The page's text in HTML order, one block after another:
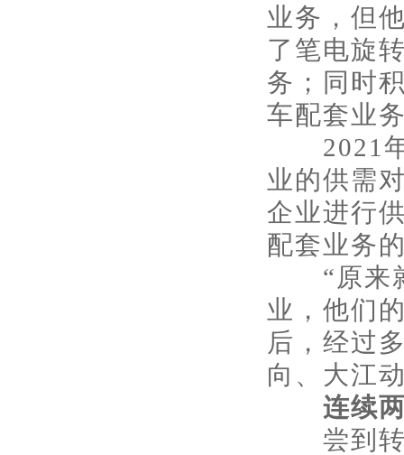
业务，但
了笔电旋
务；同时
车配套业
2021年
业的供需
企业进行
配套业务
“原来就
业，他们
后，经过
向、大江
连续
尝到转